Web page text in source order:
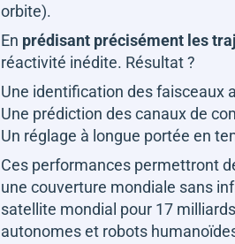
orbite).
En prédisant précisément les
réactivité inédite. Résultat ?
Une identification des faisceaux
Une prédiction des canaux de
Un réglage à longue portée en
Ces performances permettront
une couverture mondiale sans
satellite mondial pour 17
autonomes et robots